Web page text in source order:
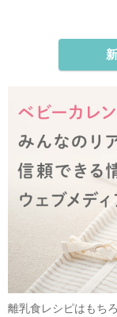
離乳食レシピはもち